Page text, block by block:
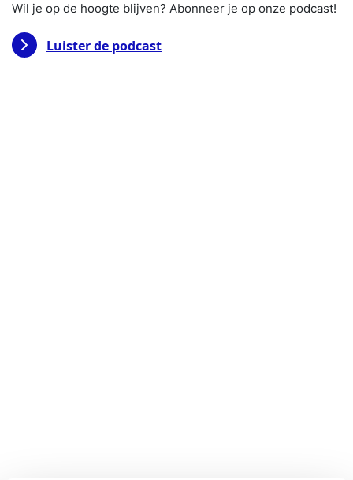
Wil je op de hoogte blijven? Abonneer je op onze podcast!
Luister de podcast